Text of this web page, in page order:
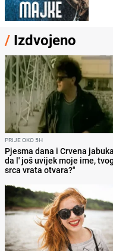
/ Izdvojeno
PRIJE OKO 5H
Pjesma dana i Crvena
da l' još uvijek moje ime,
srca vrata otvara?"